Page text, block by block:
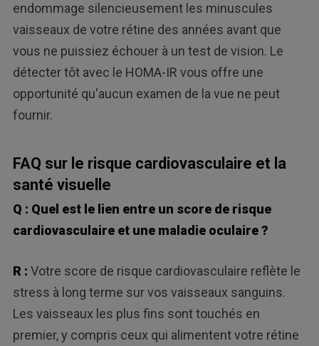
endommage silencieusement les minuscules
vaisseaux de votre rétine des années avant que
vous ne puissiez échouer à un test de vision. Le
détecter tôt avec le HOMA-IR vous offre une
opportunité qu'aucun examen de la vue ne peut
fournir.
FAQ sur le risque cardiovasculaire et la
santé visuelle
Q : Quel est le lien entre un score de risque
cardiovasculaire et une maladie oculaire ?
R : Votre score de risque cardiovasculaire reflète le
stress à long terme sur vos vaisseaux sanguins.
Les vaisseaux les plus fins sont touchés en
premier, y compris ceux qui alimentent votre rétine